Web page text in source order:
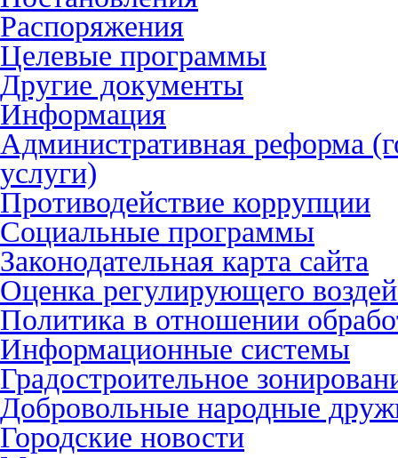
Распоряжения
Целевые программы
Другие документы
Информация
Административная реформа
услуги)
Противодействие коррупции
Социальные программы
Законодательная карта сайта
Оценка регулирующего
Политика в отношении
Информационные системы
Градостроительное
Добровольные народные
Городские новости